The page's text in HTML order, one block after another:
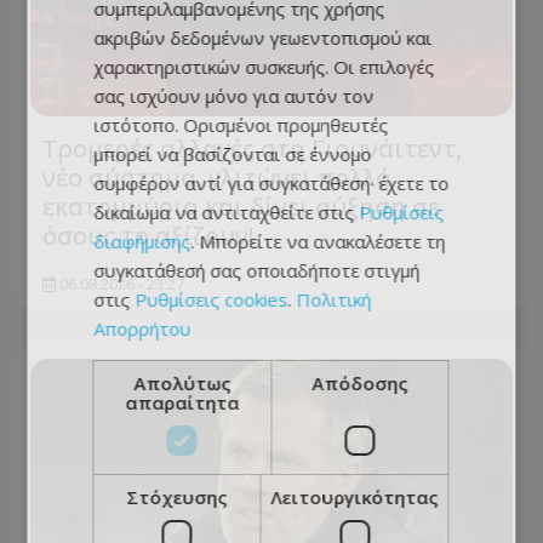
Τρομερές αλλαγές στη Γιουνάιτεντ,
νέο σύστημα, γλιτώνει πολλά
εκατομμύρια και δίνει αύξηση σε
όσους το αξίζουν!
06.08.2026 - 23:27
συμπεριλαμβανομένης της χρήσης
ακριβών δεδομένων γεωεντοπισμού και
χαρακτηριστικών συσκευής. Οι επιλογές
σας ισχύουν μόνο για αυτόν τον
ιστότοπο. Ορισμένοι προμηθευτές
μπορεί να βασίζονται σε έννομο
συμφέρον αντί για συγκατάθεση· έχετε το
δικαίωμα να αντιταχθείτε στις Ρυθμίσεις
διαφήμισης. Μπορείτε να ανακαλέσετε τη
συγκατάθεσή σας οποιαδήποτε στιγμή
στις Ρυθμίσεις cookies. Πολιτική
Απορρήτου
Απολύτως
απαραίτητα
Απόδοσης
Στόχευσης Λειτουργικότητας